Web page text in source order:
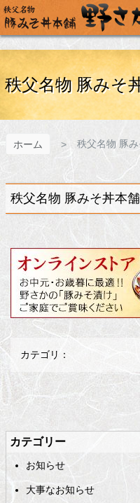
メ
イ
ン
コ
テ
ン
プ
秩父名物 豚みそ
ホーム 秩父名物 豚
秩父名物 豚みそ丼本
カテゴリ：
メ
ン
ペ
ジカテゴリー
お知らせ
大事なお知らせ